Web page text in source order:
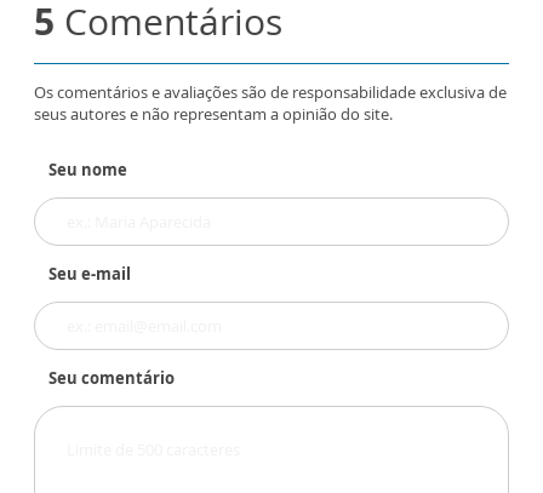
5 Comentários
Os comentários e avaliações são de responsabilidade exclusiva de
seus autores e não representam a opinião do site.
Seu nome
Seu e-mail
Seu comentário